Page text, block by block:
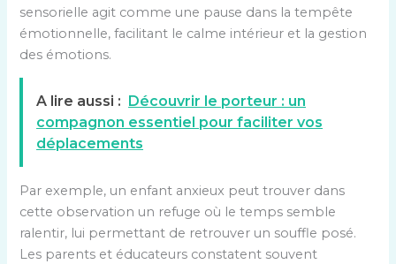
sensorielle agit comme une pause dans la tempête
émotionnelle, facilitant le calme intérieur et la gestion
des émotions.
A lire aussi : Découvrir le porteur : un
compagnon essentiel pour faciliter vos
déplacements
Par exemple, un enfant anxieux peut trouver dans
cette observation un refuge où le temps semble
ralentir, lui permettant de retrouver un souffle posé.
Les parents et éducateurs constatent souvent